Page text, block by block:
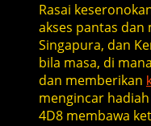
Rasai
akses pantas dan
Singapura, dan
bila masa, di
dan memberikan
mengincar
4D8 membawa